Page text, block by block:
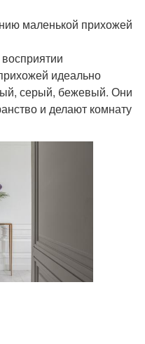
маленькой прихожей
идеально
серый, бежевый. Они
и делают комнату